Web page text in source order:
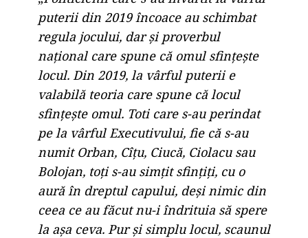
puterii din 2019 încoace au schimbat
regula jocului, dar și proverbul
național care spune că omul sfințește
locul. Din 2019, la vârful puterii e
valabilă teoria care spune că locul
sfințește omul. Toti care s-au perindat
pe la vârful Executivului, fie că s-au
numit Orban, Cîțu, Ciucă, Ciolacu sau
Bolojan, toți s-au simțit sfințiți, cu o
aură în dreptul capului, deși nimic din
ceea ce au făcut nu-i îndrituia să spere
la așa ceva. Pur și simplu locul, scaunul